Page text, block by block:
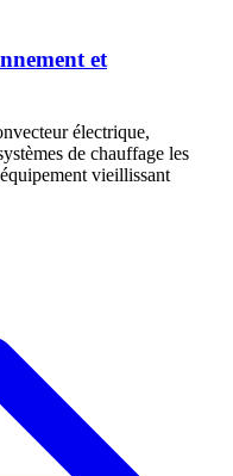
et
électrique,
de chauffage les
vieillissant